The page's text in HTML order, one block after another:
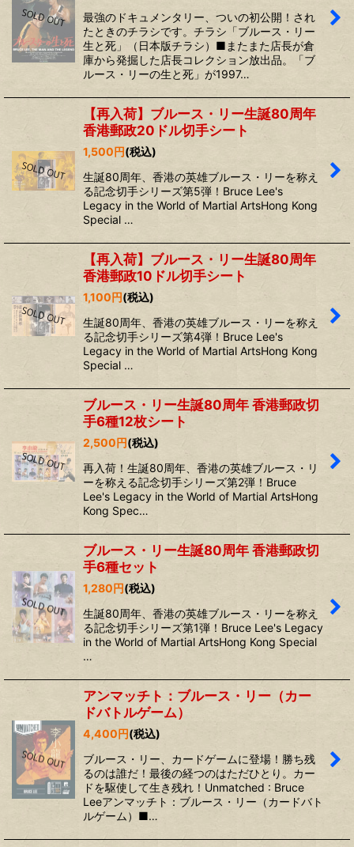
最強のドキュメンタリー、ついの初公開！され
たときのチラシです。チラシ「ブルース・リー
生と死」（日本版チラシ）■またまた店長が倉
庫から発掘した店長コレクション放出品。「ブ
ルース・リーの生と死」が1997…
【再入荷】ブルース・リー生誕80周年
香港郵政20ドル切手シート
1,500円(税込)
生誕80周年、香港の英雄ブルース・リーを称え
る記念切手シリーズ第5弾！Bruce Lee's
Legacy in the World of Martial ArtsHong Kong
Special …
【再入荷】ブルース・リー生誕80周年
香港郵政10ドル切手シート
1,100円(税込)
生誕80周年、香港の英雄ブルース・リーを称え
る記念切手シリーズ第4弾！Bruce Lee's
Legacy in the World of Martial ArtsHong Kong
Special …
ブルース・リー生誕80周年 香港郵政切
手6種12枚シート
2,500円(税込)
再入荷！生誕80周年、香港の英雄ブルース・リ
ーを称える記念切手シリーズ第2弾！Bruce
Lee's Legacy in the World of Martial ArtsHong
Kong Spec…
ブルース・リー生誕80周年 香港郵政切
手6種セット
1,280円(税込)
生誕80周年、香港の英雄ブルース・リーを称え
る記念切手シリーズ第1弾！Bruce Lee's Legacy
in the World of Martial ArtsHong Kong Special
…
アンマッチト：ブルース・リー（カー
ドバトルゲーム）
4,400円(税込)
ブルース・リー、カードゲームに登場！勝ち残
るのは誰だ！最後の経つのはただひとり。カー
ドを駆使して生き残れ！Unmatched : Bruce
Leeアンマッチト：ブルース・リー（カードバト
ルゲーム）■…